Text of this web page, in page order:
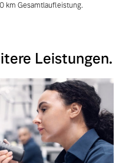
km Gesamtlaufleistung.
Leistungen.